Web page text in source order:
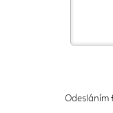
Odesláním